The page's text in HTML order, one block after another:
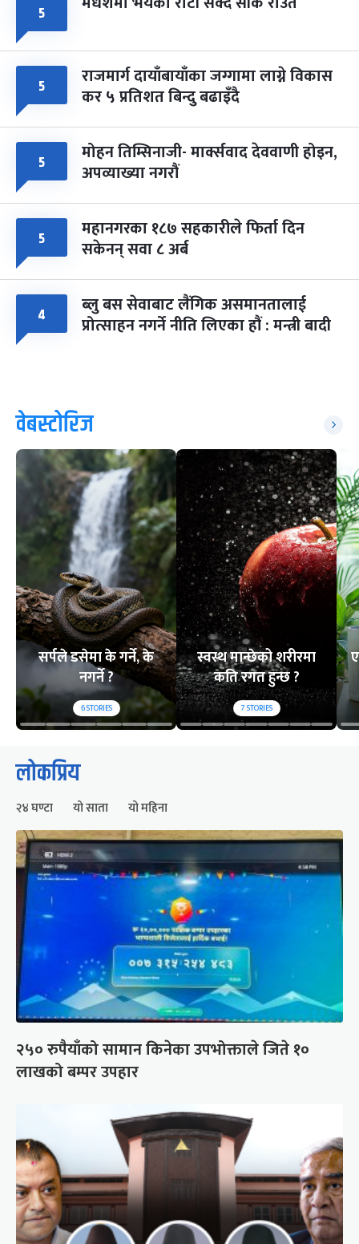
५
५ राजमार्ग दायाँबायाँका जग्गामा लाग्ने विकास
कर ५ प्रतिशत बिन्दु बढाइँदै
५ मोहन तिम्सिनाजी- मार्क्सवाद देववाणी होइन,
अपव्याख्या नगरौं
५ महानगरका १८७ सहकारीले फिर्ता दिन
सकेनन् सवा ८ अर्ब
४ ब्लु बस सेवाबाट लैंगिक असमानतालाई
प्रोत्साहन नगर्ने नीति लिएका हौं : मन्त्री बादी
वेबस्टोरिज
सर्पले डसेमा के गर्ने, के
नगर्ने ?
6STORIES
स्वस्थ मान्छेको शरीरमा
कति रगत हुन्छ ?
7STORIES
लोकप्रिय
२४ घण्टा यो साता यो महिना
२५० रुपैयाँको सामान किनेका उपभोक्ताले जिते १०
लाखको बम्पर उपहार